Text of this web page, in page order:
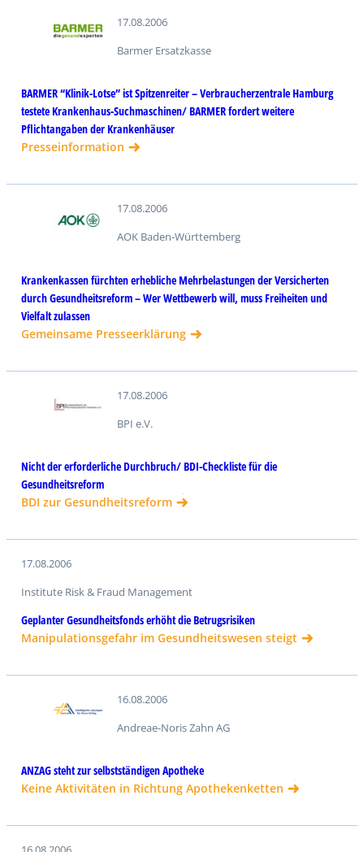
17.08.2006
Barmer Ersatzkasse
BARMER “Klinik-Lotse” ist Spitzenreiter – Verbraucherzentrale Hamburg
testete Krankenhaus-Suchmaschinen/ BARMER fordert weitere
Pflichtangaben der Krankenhäuser
Presseinformation
17.08.2006
AOK Baden-Württemberg
Krankenkassen fürchten erhebliche Mehrbelastungen der Versicherten
durch Gesundheitsreform – Wer Wettbewerb will, muss Freiheiten und
Vielfalt zulassen
Gemeinsame Presseerklärung
17.08.2006
BPI e.V.
Nicht der erforderliche Durchbruch/ BDI-Checkliste für die
Gesundheitsreform
BDI zur Gesundheitsreform
17.08.2006
Institute Risk & Fraud Management
Geplanter Gesundheitsfonds erhöht die Betrugsrisiken
Manipulationsgefahr im Gesundheitswesen steigt
16.08.2006
Andreae-Noris Zahn AG
ANZAG steht zur selbstständigen Apotheke
Keine Aktivitäten in Richtung Apothekenketten